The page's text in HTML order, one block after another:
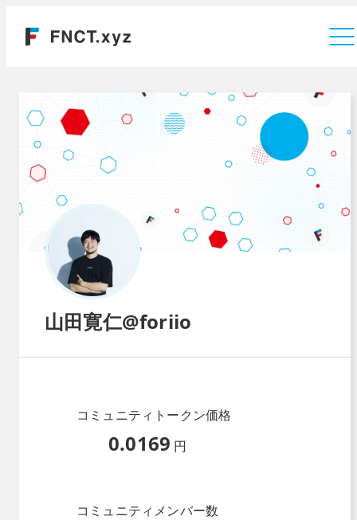
山田寛仁@foriio
コミュニティトークン価格
0.0169 円
コミュニティメンバー数